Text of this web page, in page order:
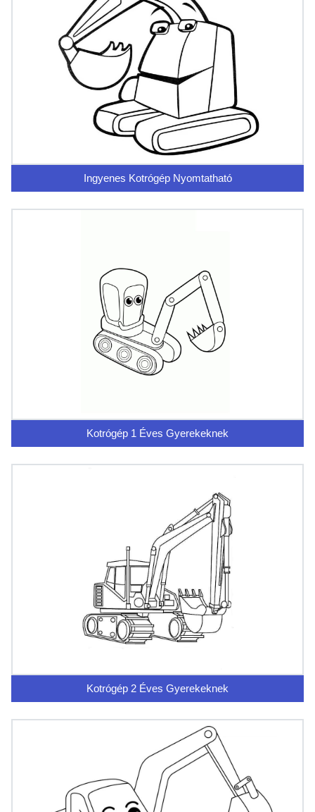
Ingyenes Kotrógép Nyomtatható
Kotrógép 1 Éves Gyerekeknek
Kotrógép 2 Éves Gyerekeknek